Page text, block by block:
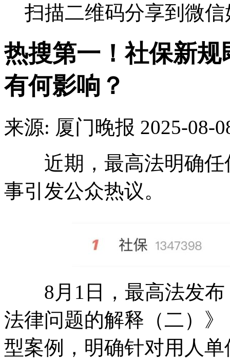
扫描二维码分享到微
热搜第一！社保新
有何影响？
来源: 厦门晚报 2025-08-
近期，最高法明确任
事引发公众热议。
8月1日，最高法发布
法律问题的解释（二）
型案例，明确针对用人